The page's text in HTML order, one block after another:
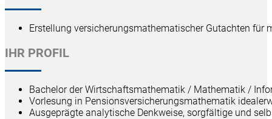
Erstellung versicherungsmathematischer Gutachten für
IHR PROFIL
Bachelor der Wirtschaftsmathematik / Mathematik /
Vorlesung in Pensionsversicherungsmathematik
Ausgeprägte analytische Denkweise, sorgfältige und